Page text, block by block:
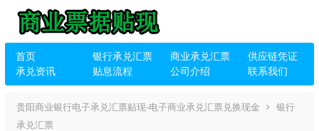
首页 银行承兑汇票 商业承兑汇票
供应链凭证
承兑资讯
贴息流程 公司介绍 联系我们
贵阳商业银行电子承兑汇票贴现-电子商业承兑汇票兑换现金
银行
承兑汇票